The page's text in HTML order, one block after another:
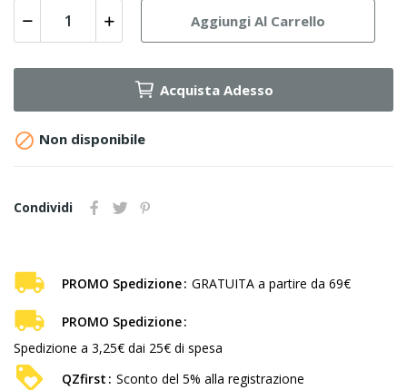
Aggiungi Al Carrello
Acquista Adesso
 Non disponibile
Condividi
PROMO Spedizione GRATUITA a partire da 69€
PROMO Spedizione
Spedizione a 3,25€ dai 25€ di spesa
QZfirst
Sconto del 5% alla registrazione